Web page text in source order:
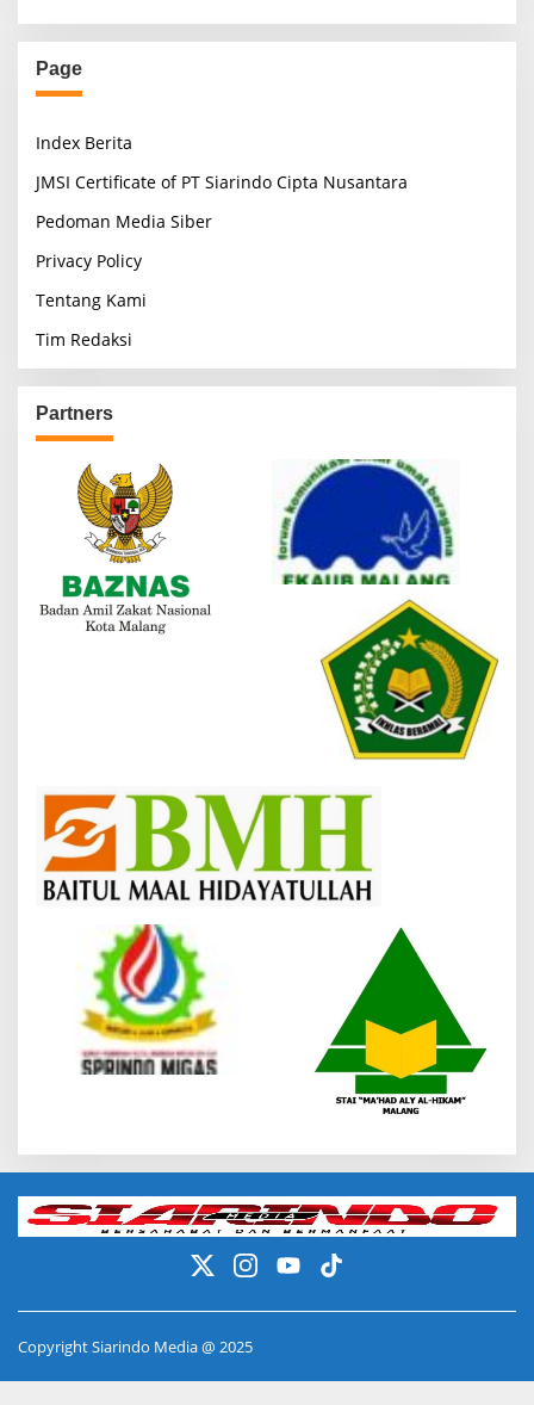
Page
Index Berita
JMSI Certificate of PT Siarindo Cipta Nusantara
Pedoman Media Siber
Privacy Policy
Tentang Kami
Tim Redaksi
Partners
Copyright Siarindo Media @ 2025